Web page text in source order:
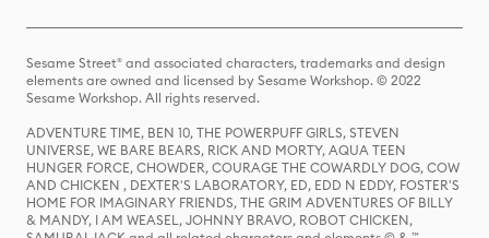
Sesame Street® and associated characters, trademarks and design
elements are owned and licensed by Sesame Workshop. © 2022
Sesame Workshop. All rights reserved.
ADVENTURE TIME, BEN 10, THE POWERPUFF GIRLS, STEVEN
UNIVERSE, WE BARE BEARS, RICK AND MORTY, AQUA TEEN
HUNGER FORCE, CHOWDER, COURAGE THE COWARDLY DOG, COW
AND CHICKEN , DEXTER'S LABORATORY, ED, EDD N EDDY, FOSTER'S
HOME FOR IMAGINARY FRIENDS, THE GRIM ADVENTURES OF BILLY
& MANDY, I AM WEASEL, JOHNNY BRAVO, ROBOT CHICKEN,